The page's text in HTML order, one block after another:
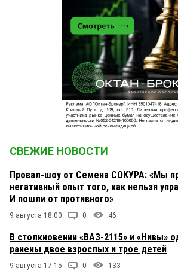
СВЕЖИЕ НОВОСТИ
Провал-шоу от Семена СОКУРА: «Мы
негативный опыт того, как нельзя
И пошли от противного»
9 августа 18:00 0 46
В столкновении «ВАЗ-2115» и «Нивы»
ранены двое взрослых и трое детей
9 августа 17:15 0 133